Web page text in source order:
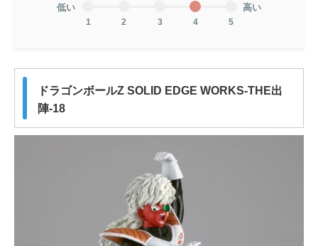
低い
1 2 3 4 5
高い
ドラゴンボールZ SOLID EDGE WORKS-THE出
陣-18